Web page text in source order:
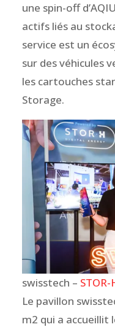
une spin-off
actifs liés au
service est un
sur des véhicules
les cartouches
Storage.
swisstech –
Le pavillon
m2 qui a accueillit